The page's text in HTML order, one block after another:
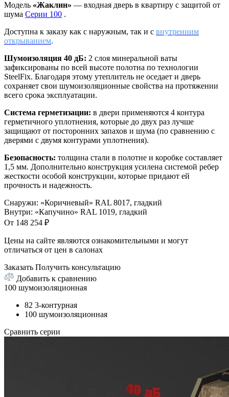
Модель «Жаклин» — входная дверь в квартиру с защитой от
шума Серии 100 .
Доступна к заказу как с наружным, так и с внутренним
открыванием.
Шумоизоляция 40 дБ: 2 слоя минеральной ваты
зафиксированы по всей высоте полотна по технологии
SteelFix. Благодаря этому утеплитель не оседает и дверь
сохраняет свои шумоизоляционные свойства на протяжении
всего срока эксплуатации.
Система герметизации: в двери применяются 4 контура
герметичного уплотнения, которые до двух раз лучше
защищают от посторонних запахов и шума (по сравнению с
дверями с двумя контурами уплотнения).
Безопасность: толщина стали в полотне и коробке составляет
1,5 мм. Дополнительно конструкция усилена системой ребер
жесткости особой конструкции, которые придают ей
прочность и надежность.
Снаружи: «Коричневый» RAL 8017, гладкий
Внутри: «Капучино» RAL 1019, гладкий
От 148 254 ₽
Цены на сайте являются ознакомительными и могут
отличаться от цен в салонах
Заказать Получить консультацию
Добавить к сравнению
100 шумоизоляционная
82 3-контурная
100 шумоизоляционная
Сравнить серии